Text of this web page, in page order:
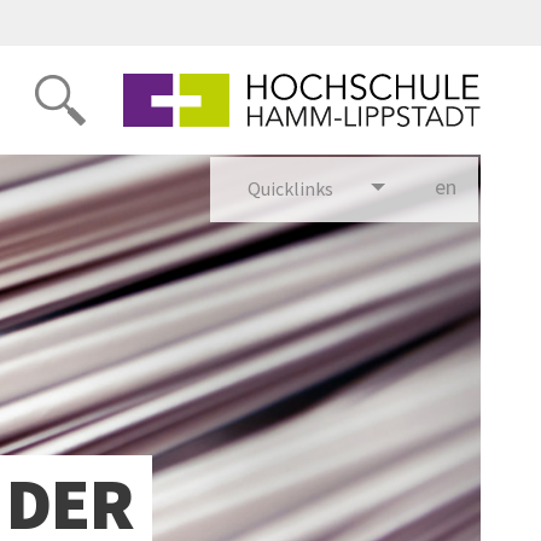
Quicklinks en glish